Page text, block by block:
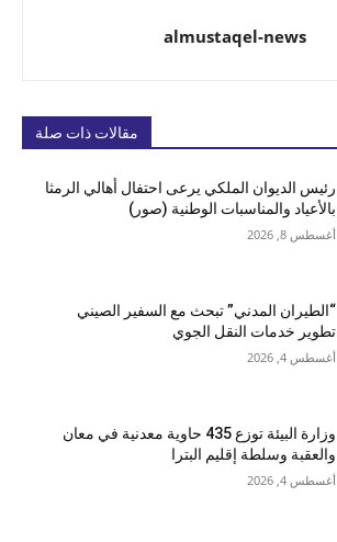
almustaqel-news
مقالات ذات صلة
رئيس الديوان الملكي يرعى احتفال أهالي الرمثا
بالأعياد والمناسبات الوطنية (صور)
أغسطس 8, 2026
“الطيران المدني” تبحث مع السفير الصيني
تطوير خدمات النقل الجوي
أغسطس 4, 2026
وزارة البيئة توزع 435 حاوية معدنية في معان
والعقبة وسلطة إقليم البترا
أغسطس 4, 2026